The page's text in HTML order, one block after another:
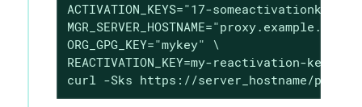
ACTIVATION_KEYS="17-someactivationkey" \
MGR_SERVER_HOSTNAME="proxy.example.com"
ORG_GPG_KEY="mykey" \
REACTIVATION_KEY=my-reactivation-key \
curl -Sks https://server_hostname/pub/